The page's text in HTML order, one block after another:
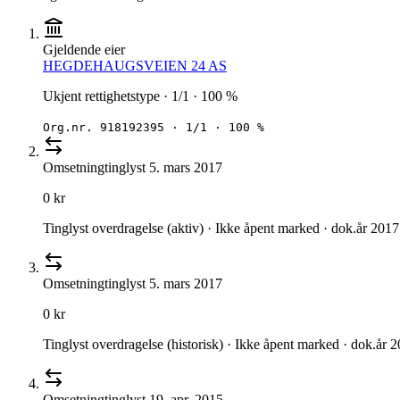
Gjeldende eier
HEGDEHAUGSVEIEN 24 AS
Ukjent rettighetstype · 1/1 · 100 %
Org.nr. 918192395 · 1/1 · 100 %
Omsetningtinglyst 5. mars 2017
0 kr
Tinglyst overdragelse (aktiv) · Ikke åpent marked · dok.år 2017
Omsetningtinglyst 5. mars 2017
0 kr
Tinglyst overdragelse (historisk) · Ikke åpent marked · dok.år